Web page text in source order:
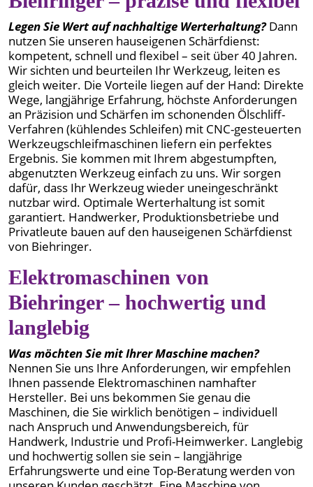
Legen Sie Wert auf nachhaltige Werterhaltung?Dann
nutzen Sie unseren hauseigenen Schärfdienst:
kompetent, schnell und flexibel – seit über 40 Jahren.
Wir sichten und beurteilen Ihr Werkzeug, leiten es
gleich weiter. Die Vorteile liegen auf der Hand: Direkte
Wege, langjährige Erfahrung, höchste Anforderungen
an Präzision und Schärfen im schonenden Ölschliff-
Verfahren (kühlendes Schleifen) mit CNC-gesteuerten
Werkzeugschleifmaschinen liefern ein perfektes
Ergebnis. Sie kommen mit Ihrem abgestumpften,
abgenutzten Werkzeug einfach zu uns. Wir sorgen
dafür, dass Ihr Werkzeug wieder uneingeschränkt
nutzbar wird. Optimale Werterhaltung ist somit
garantiert. Handwerker, Produktionsbetriebe und
Privatleute bauen auf den hauseigenen Schärfdienst
von Biehringer.
Elektromaschinen von
Biehringer – hochwertig und
langlebig
Was möchten Sie mit Ihrer Maschine machen?
Nennen Sie uns Ihre Anforderungen, wir empfehlen
Ihnen passende Elektromaschinen namhafter
Hersteller. Bei uns bekommen Sie genau die
Maschinen, die Sie wirklich benötigen – individuell
nach Anspruch und Anwendungsbereich, für
Handwerk, Industrie und Profi-Heimwerker. Langlebig
und hochwertig sollen sie sein – langjährige
Erfahrungswerte und eine Top-Beratung werden von